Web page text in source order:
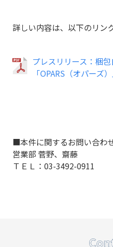
詳しい内容は、以下のリン
プレスリリース：梱
「OPARS（オパーズ
■本件に関するお問い合わ
営業部 菅野、齋藤
ＴＥＬ：03-3492-0911